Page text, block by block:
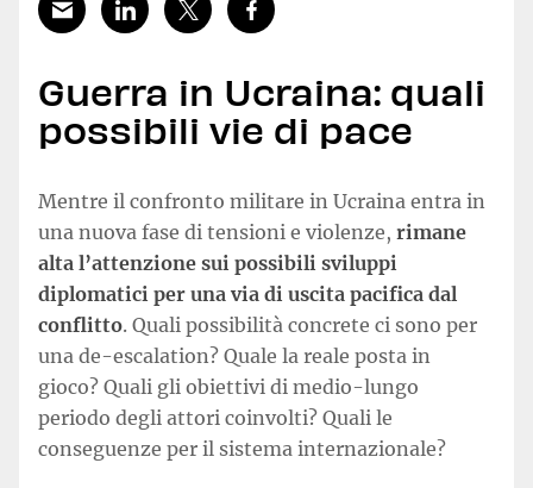
Guerra in Ucraina: quali
possibili vie di pace
Mentre il confronto militare in Ucraina entra in
una nuova fase di tensioni e violenze, rimane
alta l’attenzione sui possibili sviluppi
diplomatici per una via di uscita pacifica dal
conflitto. Quali possibilità concrete ci sono per
una de-escalation? Quale la reale posta in
gioco? Quali gli obiettivi di medio-lungo
periodo degli attori coinvolti? Quali le
conseguenze per il sistema internazionale?